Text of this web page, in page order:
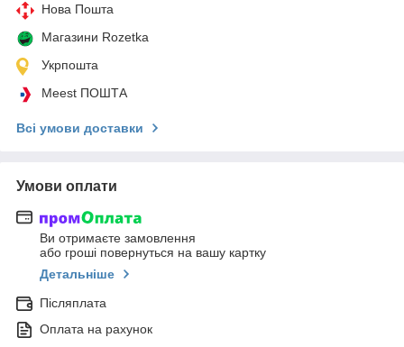
Нова Пошта
Магазини Rozetka
Укрпошта
Meest ПОШТА
Всі умови доставки
Умови оплати
Ви отримаєте замовлення
або гроші повернуться на вашу картку
Детальніше
Післяплата
Оплата на рахунок